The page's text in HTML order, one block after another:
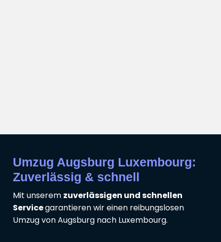
Umzug Augsburg Luxembourg:
Zuverlässig & schnell
Mit unserem zuverlässigen und schnellen
Servicegarantieren wir einen reibungslosen
Umzug von Augsburg nach Luxembourg.